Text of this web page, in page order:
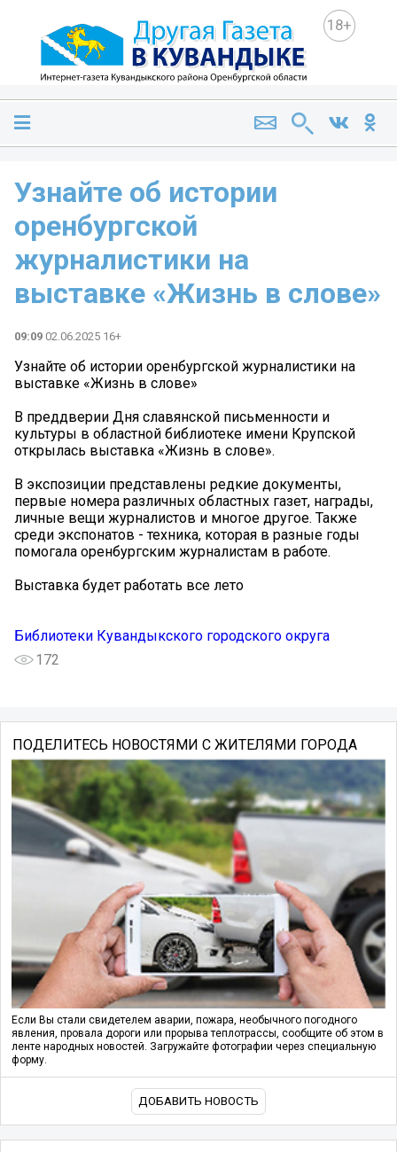
18+
Узнайте об истории
оренбургской
журналистики на
выставке «Жизнь в слове»️
09:09 02.06.2025 16+
Узнайте об истории оренбургской журналистики на
выставке «Жизнь в слове»️
В преддверии Дня славянской письменности и
культуры в областной библиотеке имени Крупской
открылась выставка «Жизнь в слове».
В экспозиции представлены редкие документы,
первые номера различных областных газет, награды,
личные вещи журналистов и многое другое. Также
среди экспонатов - техника, которая в разные годы
помогала оренбургским журналистам в работе.
Выставка будет работать все лето
Библиотеки Кувандыкского городского округа
172
ПОДЕЛИТЕСЬ НОВОСТЯМИ С ЖИТЕЛЯМИ ГОРОДА
Если Вы стали свидетелем аварии, пожара, необычного погодного
явления, провала дороги или прорыва теплотрассы, сообщите об этом в
ленте народных новостей. Загружайте фотографии через специальную
форму.
ДОБАВИТЬ НОВОСТЬ